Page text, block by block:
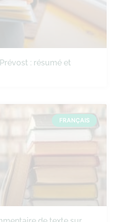
: résumé et
FRANÇAIS